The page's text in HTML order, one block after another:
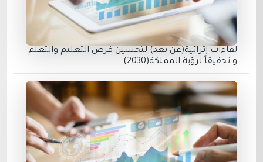
لقاءات إثرائية(عن بعد) لتحسين فرص التعليم والتعلم
و تحقيقاً لرؤية المملكة(2030)